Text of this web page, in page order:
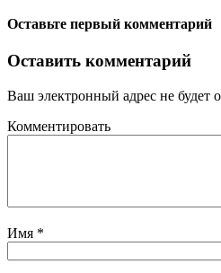
Оставьте первый комментарий
Оставить комментарий
Ваш электронный адрес не будет
Комментировать
Имя *